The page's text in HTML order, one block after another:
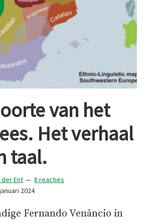
van het
Het verhaal
taal.
der Ent
8 reacties
2024
Fernando Venâncio in